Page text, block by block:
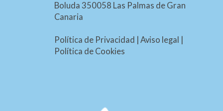
Boluda 350058 Las Palmas de Gran
Canaria
Política de Privacidad |Aviso legal
Política de Cookies